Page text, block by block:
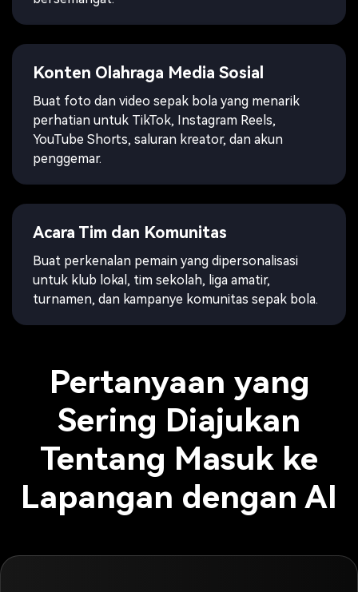
Konten Olahraga Media Sosial
Buat foto dan video sepak bola yang menarik
perhatian untuk TikTok, Instagram Reels,
YouTube Shorts, saluran kreator, dan akun
penggemar.
Acara Tim dan Komunitas
Buat perkenalan pemain yang dipersonalisasi
untuk klub lokal, tim sekolah, liga amatir,
turnamen, dan kampanye komunitas sepak bola.
Pertanyaan yang
Sering Diajukan
Tentang Masuk ke
Lapangan dengan AI